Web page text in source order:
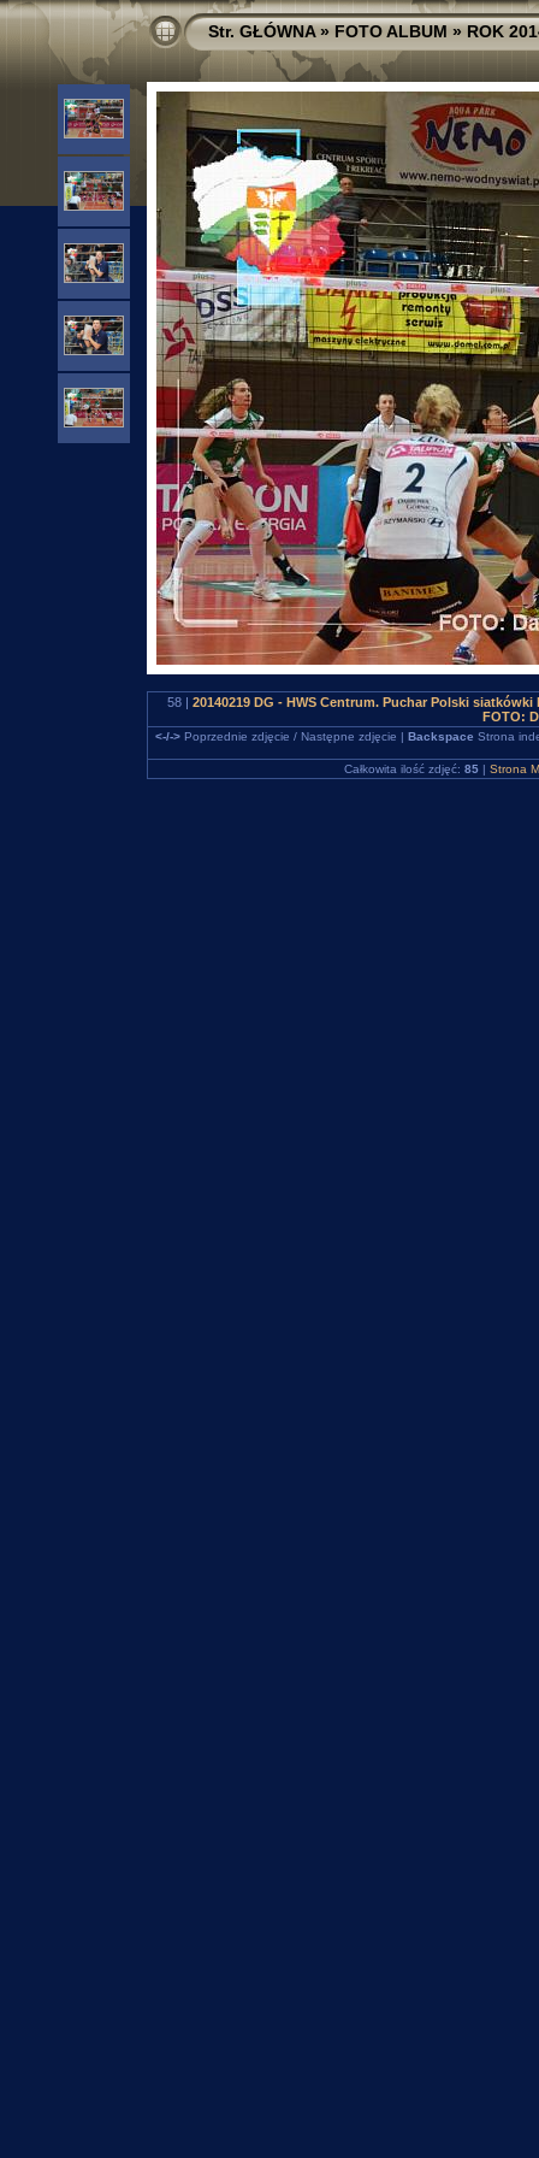
Str. GŁÓWNA»FOTO ALBUM»ROK
58 | 20140219 DG - HWS Centrum. Puchar Polski
FOTO:
<-/->Poprzednie zdjęcie / Następne zdjęcie | Backspace Strona
Całkowita ilość zdjęć: 85 | Strona